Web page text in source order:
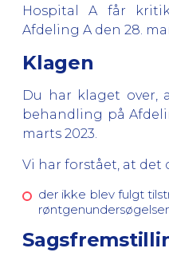
Hospital A får
Afdeling A den 28.
Klagen
Du har klaget over,
behandling på
marts 2023.
Vi har forstået, at det
der ikke blev fulgt